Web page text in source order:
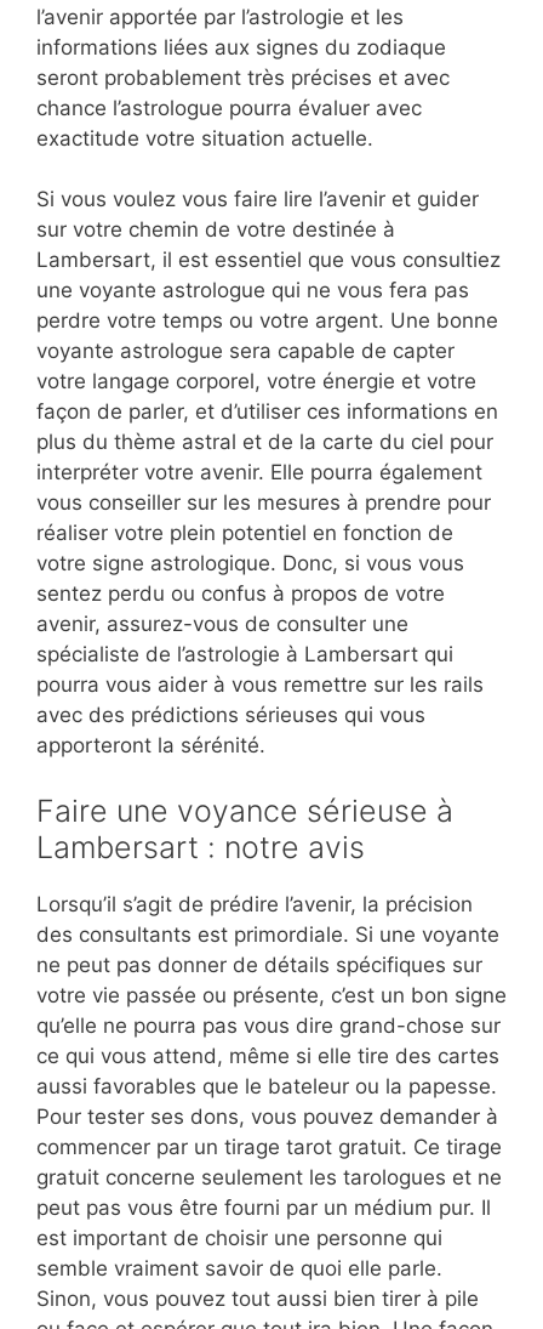
l’avenir apportée par l’astrologie et les
informations liées aux signes du zodiaque
seront probablement très précises et avec
chance l’astrologue pourra évaluer avec
exactitude votre situation actuelle.
Si vous voulez vous faire lire l’avenir et guider
sur votre chemin de votre destinée à
Lambersart, il est essentiel que vous consultiez
une voyante astrologue qui ne vous fera pas
perdre votre temps ou votre argent. Une bonne
voyante astrologue sera capable de capter
votre langage corporel, votre énergie et votre
façon de parler, et d’utiliser ces informations en
plus du thème astral et de la carte du ciel pour
interpréter votre avenir. Elle pourra également
vous conseiller sur les mesures à prendre pour
réaliser votre plein potentiel en fonction de
votre signe astrologique. Donc, si vous vous
sentez perdu ou confus à propos de votre
avenir, assurez-vous de consulter une
spécialiste de l’astrologie à Lambersart qui
pourra vous aider à vous remettre sur les rails
avec des prédictions sérieuses qui vous
apporteront la sérénité.
Faire une voyance sérieuse à
Lambersart : notre avis
Lorsqu’il s’agit de prédire l’avenir, la précision
des consultants est primordiale. Si une voyante
ne peut pas donner de détails spécifiques sur
votre vie passée ou présente, c’est un bon signe
qu’elle ne pourra pas vous dire grand-chose sur
ce qui vous attend, même si elle tire des cartes
aussi favorables que le bateleur ou la papesse.
Pour tester ses dons, vous pouvez demander à
commencer par un tirage tarot gratuit. Ce tirage
gratuit concerne seulement les tarologues et ne
peut pas vous être fourni par un médium pur. Il
est important de choisir une personne qui
semble vraiment savoir de quoi elle parle.
Sinon, vous pouvez tout aussi bien tirer à pile